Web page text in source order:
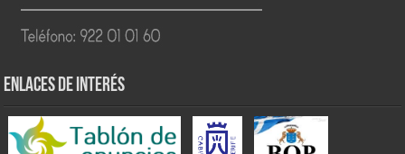
ENLACES DE INTERÉS